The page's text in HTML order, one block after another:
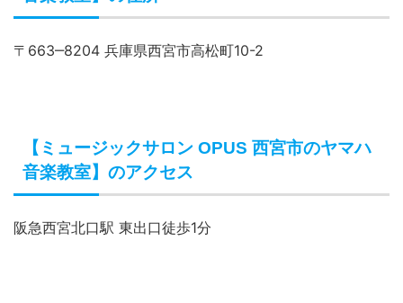
〒663‒8204 兵庫県西宮市高松町10-2
【ミュージックサロン OPUS 西宮市のヤマハ
音楽教室】のアクセス
阪急西宮北口駅 東出口徒歩1分